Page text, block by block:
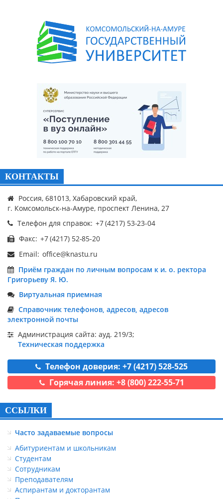
КОНТАКТЫ
Россия, 681013, Хабаровский край,
г. Комсомольск-на-Амуре, проспект Ленина, 27
Телефон для справок:
Факс:
Email:
Приём граждан по личным вопросам к и. о. ректора
Григорьеву Я. Ю.
Виртуальная приемная
Справочник телефонов, адресов, адресов
электронной почты
Администрация сайта: ауд. 219/3;
Техническая поддержка
Телефон доверия: +7 (4217) 528-525
Горячая линия: +8 (800) 222-55-71
ССЫЛКИ
Часто задаваемые вопросы
Абитуриентам и школьникам
Студентам
Сотрудникам
Преподавателям
Аспирантам и докторантам